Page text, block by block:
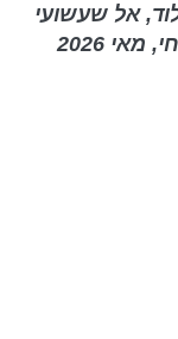
אל שעשועי
2026